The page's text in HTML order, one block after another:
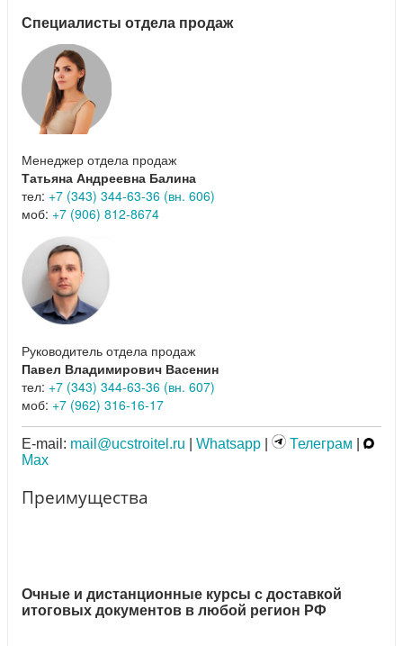
Специалисты отдела продаж
Менеджер отдела продаж
Татьяна Андреевна Балина
тел: +7 (343) 344-63-36 (вн. 606)
моб: +7 (906) 812-8674
Руководитель отдела продаж
Павел Владимирович Васенин
тел: +7 (343) 344-63-36 (вн. 607)
моб: +7 (962) 316-16-17
E-mail: mail@ucstroitel.ru Whatsapp Телеграм
Max
Преимущества
Очные и дистанционные курсы с доставкой
итоговых документов в любой регион РФ